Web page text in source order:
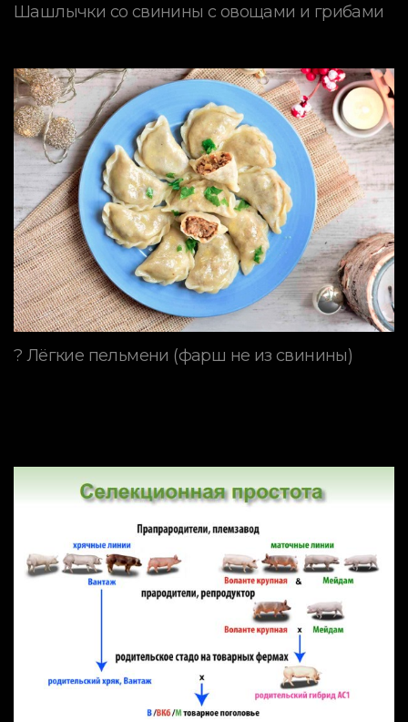
Шашлычки со свинины с овощами и грибами
? Лёгкие пельмени (фарш не из свинины)
Селекционная простота